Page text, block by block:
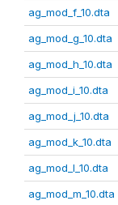
ag_mod_f_10.dta
ag_mod_g_10.dta
ag_mod_h_10.dta
ag_mod_i_10.dta
ag_mod_j_10.dta
ag_mod_k_10.dta
ag_mod_l_10.dta
ag_mod_m_10.dta